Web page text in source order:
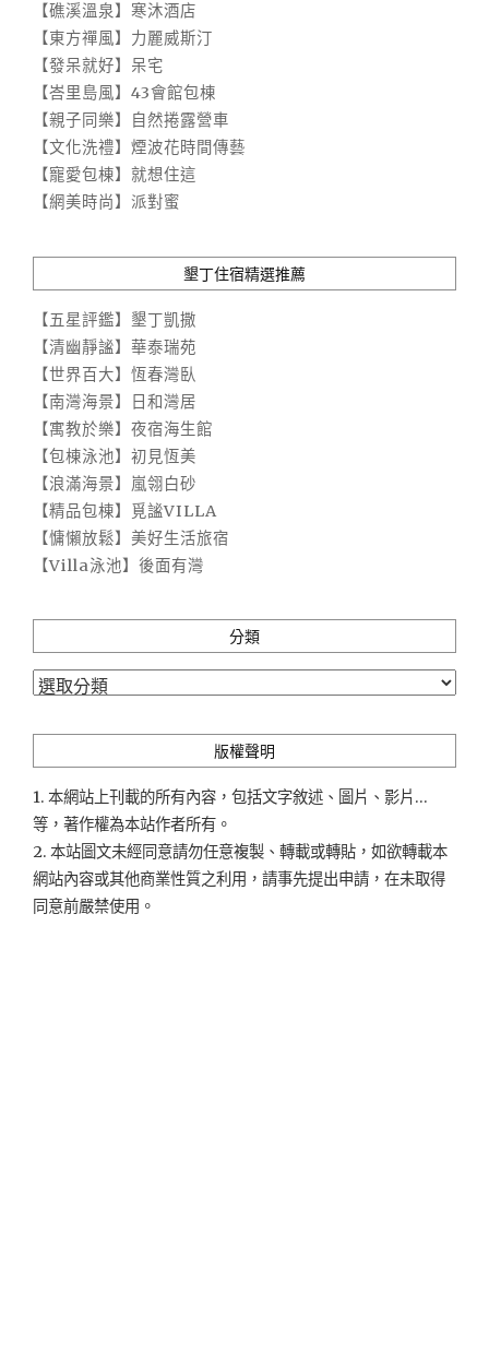
【礁溪溫泉】寒沐酒店
【東方禪風】力麗威斯汀
【發呆就好】呆宅
【峇里島風】43會館包棟
【親子同樂】自然捲露營車
【文化洗禮】煙波花時間傳藝
【寵愛包棟】就想住這
【網美時尚】派對蜜
墾丁住宿精選推薦
【五星評鑑】墾丁凱撒
【清幽靜謐】華泰瑞苑
【世界百大】恆春灣臥
【南灣海景】日和灣居
【寓教於樂】夜宿海生館
【包棟泳池】初見恆美
【浪滿海景】嵐翎白砂
【精品包棟】覓謐VILLA
【慵懶放鬆】美好生活旅宿
【Villa泳池】後面有灣
分類
分
版權聲明
1. 本網站上刊載的所有內容，包括文字敘述、圖片、影片...
等，著作權為本站作者所有。
2. 本站圖文未經同意請勿任意複製、轉載或轉貼，如欲轉載本
網站內容或其他商業性質之利用，請事先提出申請，在未取得
同意前嚴禁使用。